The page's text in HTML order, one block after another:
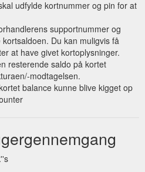
udfylde kortnummer og pin for at
supportnummer og
Du kan muligvis få
at have givet kortoplysninger.
resterende saldo på kortet
modtagelsen.
balance kunne blive kigget op